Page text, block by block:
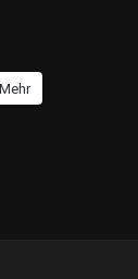
Mehr